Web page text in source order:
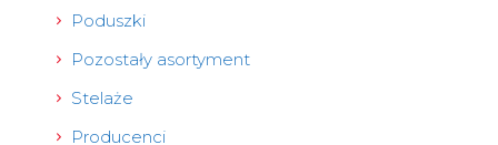
Poduszki
Pozostały asortyment
Stelaże
Producenci